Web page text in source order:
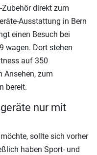
direkt zum
Ausstattung in Bern
einen Besuch bei
wagen. Dort stehen
auf 350
Ansehen, zum
bereit.
nur mit
sollte sich vorher
haben Sport- und